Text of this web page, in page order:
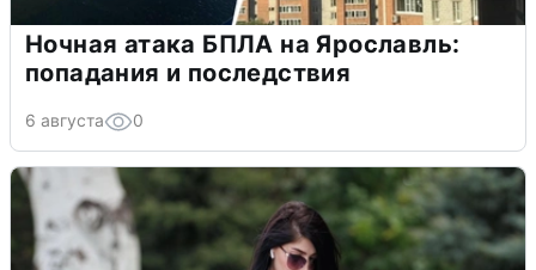
Ночная атака БПЛА на Ярославль:
попадания и последствия
6 августа 0